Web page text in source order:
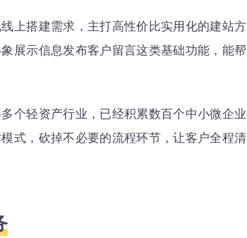
上搭建需求，主打高性价比实用化的建站方
展示信息发布客户留言这类基础功能，能帮
个轻资产行业，已经积累数百个中小微企业
式，砍掉不必要的流程环节，让客户全程清